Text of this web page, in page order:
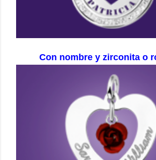
Con nombre y zirconita o